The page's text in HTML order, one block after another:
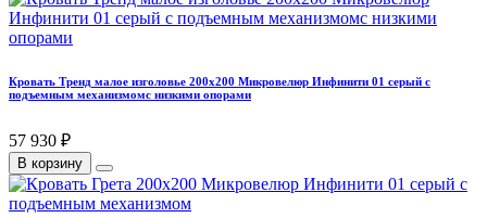
Кровать Тренд малое изголовье 200х200 Микровелюр Инфинити 01 серый с
подъемным механизмомс низкими опорами
57 930 ₽
В корзину